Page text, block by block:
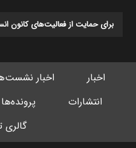
برای حمایت از فعالیت‌های کانون
اخبار اخبار نشست‌ها
انتشارات
پرونده‌ها
گالری